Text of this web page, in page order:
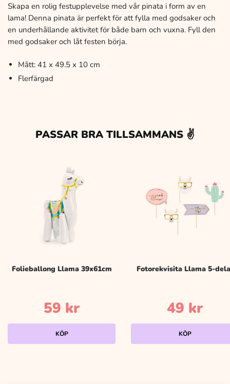
Skapa en rolig festupplevelse med vår pinata i form av en
lama! Denna pinata är perfekt för att fylla med godsaker och
en underhållande aktivitet för både barn och vuxna. Fyll den
med godsaker och låt festen börja.
Mått: 41 x 49.5 x 10 cm
Flerfärgad
PASSAR BRA TILLSAMMANS ✌️
Folieballong Llama 39x61cm
59 kr
KÖP
Fotorekvisita Llama 5-
49 kr
KÖP